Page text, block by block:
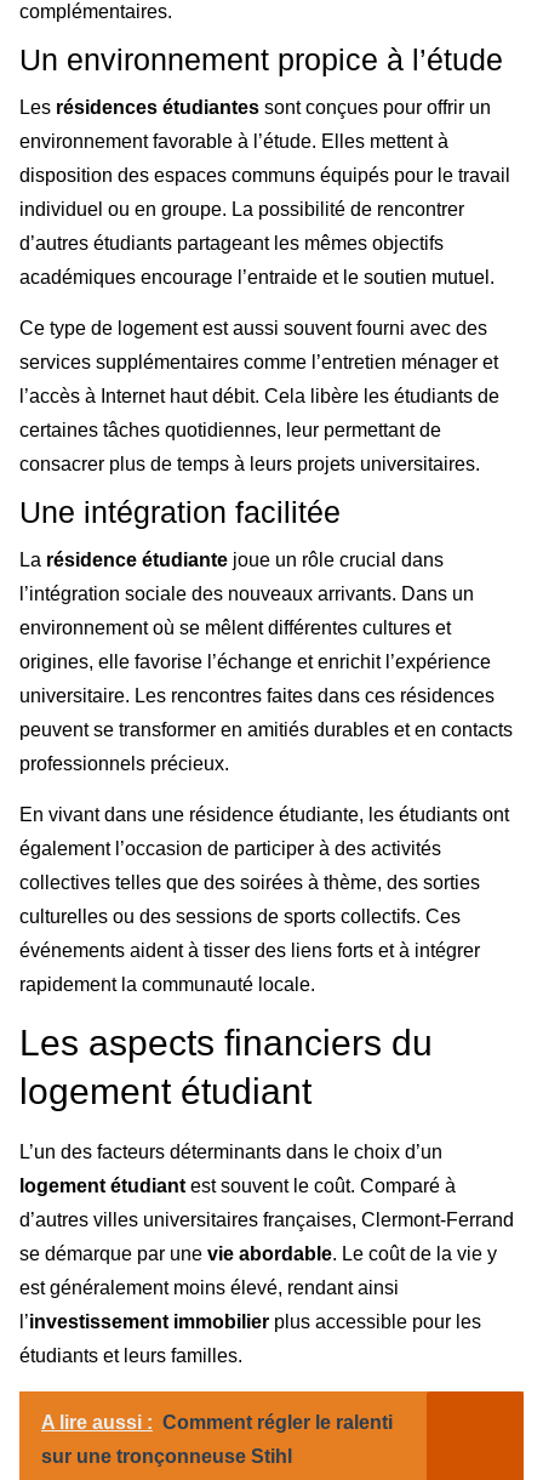
complémentaires.
Un environnement propice à l’étude
Les résidences étudiantes sont conçues pour offrir un
environnement favorable à l’étude. Elles mettent à
disposition des espaces communs équipés pour le travail
individuel ou en groupe. La possibilité de rencontrer
d’autres étudiants partageant les mêmes objectifs
académiques encourage l’entraide et le soutien mutuel.
Ce type de logement est aussi souvent fourni avec des
services supplémentaires comme l’entretien ménager et
l’accès à Internet haut débit. Cela libère les étudiants de
certaines tâches quotidiennes, leur permettant de
consacrer plus de temps à leurs projets universitaires.
Une intégration facilitée
La résidence étudiante joue un rôle crucial dans
l’intégration sociale des nouveaux arrivants. Dans un
environnement où se mêlent différentes cultures et
origines, elle favorise l’échange et enrichit l’expérience
universitaire. Les rencontres faites dans ces résidences
peuvent se transformer en amitiés durables et en contacts
professionnels précieux.
En vivant dans une résidence étudiante, les étudiants ont
également l’occasion de participer à des activités
collectives telles que des soirées à thème, des sorties
culturelles ou des sessions de sports collectifs. Ces
événements aident à tisser des liens forts et à intégrer
rapidement la communauté locale.
Les aspects financiers du
logement étudiant
L’un des facteurs déterminants dans le choix d’un
logement étudiant est souvent le coût. Comparé à
d’autres villes universitaires françaises, Clermont-Ferrand
se démarque par une vie abordable. Le coût de la vie y
est généralement moins élevé, rendant ainsi
l’investissement immobilier plus accessible pour les
étudiants et leurs familles.
A lire aussi : Comment régler le ralenti
sur une tronçonneuse Stihl